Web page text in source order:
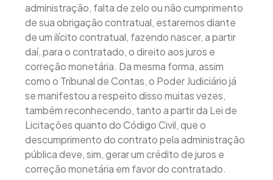
administração, falta de zelo ou não cumprimento
de sua obrigação contratual, estaremos diante
de um ilícito contratual, fazendo nascer, a partir
daí, para o contratado, o direito aos juros e
correção monetária. Da mesma forma, assim
como o Tribunal de Contas, o Poder Judiciário já
se manifestou a respeito disso muitas vezes,
também reconhecendo, tanto a partir da Lei de
Licitações quanto do Código Civil, que o
descumprimento do contrato pela administração
pública deve, sim, gerar um crédito de juros e
correção monetária em favor do contratado.